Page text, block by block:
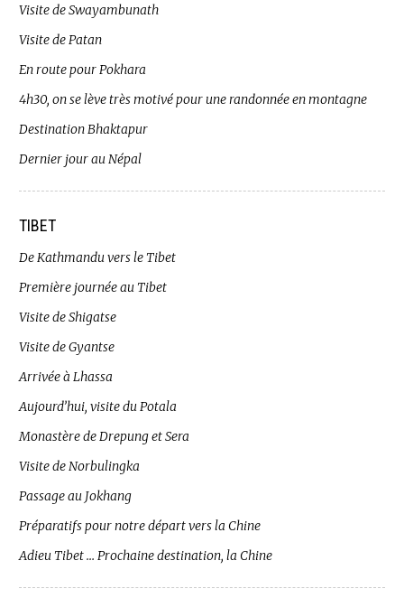
Visite de Swayambunath
Visite de Patan
En route pour Pokhara
4h30, on se lève très motivé pour une randonnée en montagne
Destination Bhaktapur
Dernier jour au Népal
TIBET
De Kathmandu vers le Tibet
Première journée au Tibet
Visite de Shigatse
Visite de Gyantse
Arrivée à Lhassa
Aujourd’hui, visite du Potala
Monastère de Drepung et Sera
Visite de Norbulingka
Passage au Jokhang
Préparatifs pour notre départ vers la Chine
Adieu Tibet … Prochaine destination, la Chine